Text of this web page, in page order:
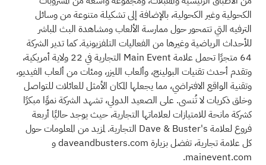
الكحولية وغير الكحولية، بالإضافة إلى تشكيلة متنوعة من وسائل
الترفيه التي تتمحور حول ممارسة الألعاب ومشاهدة البث المباشر
للأحداث الرياضية وغيرها من الفعاليات التلفزيونية. كما تدير الشركة
64 متجرًا تحمل علامة Main Event التجارية في 22 ولاية أمريكية،
وتقدم أحدث تقنيات البولينج، وألعاب الليزر، ومئات من ألعاب الفيديو،
وتقنية الواقع الافتراضي، مما يجعلها المكان الأمثل للعائلات للتواصل
وخلق ذكريات لا تُنسى. على الصعيد الدولي، تشهد الشركة نموًا مبكرًا
كشركة مانحة للامتيازات لعلاماتها التجارية، حيث يوجد حاليًا أربعة
فروع لعلامة Dave & Buster's التجارية. لمزيد من المعلومات حول
كل علامة تجارية، تفضل بزيارة daveandbusters.com و
mainevent.com.